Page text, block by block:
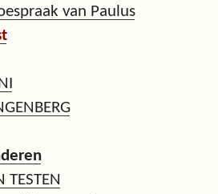
van Paulus
TESTEN